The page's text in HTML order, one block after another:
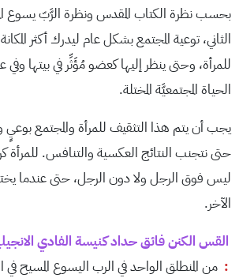
بحسب نظرة الكتاب المقدس ونظرة الرَّبّ يسوع
الثاني، توعية المجتمع بشكل عام ليدرك أكثر
للمرأة، وحتى ينظر إليها كعضو مُؤَثِّر في بيتها
الحياة المجتمعيَّة المختلة.
يجب أن يتم هذا التثقيف للمرأة والمجتمع
حتى نتجنب النتائج العكسية والتنافس. للمرأة
ليس فوق الرجل ولا دون الرجل، حتى عندما
الآخر.
القس الكنن فائق حداد كنيسة الفادي
: من المنطلق الواحد في الرب اليسوع المسيح في